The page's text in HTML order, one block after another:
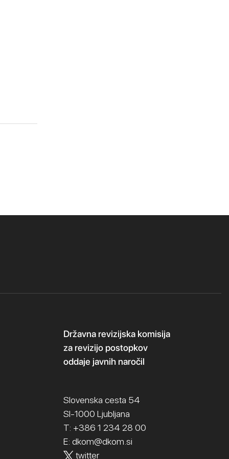
Državna revizijska komisija
za revizijo postopkov
oddaje javnih naročil
Slovenska cesta 54
SI-1000 Ljubljana
T: +386 1 234 28 00
E: dkom@dkom.si
twitter